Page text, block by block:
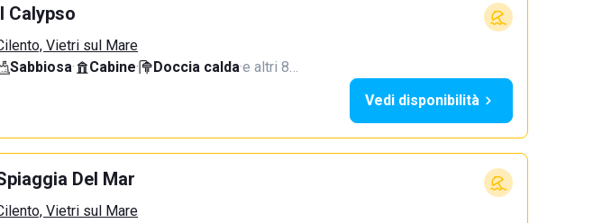
Calypso
Vietri sul Mare
Sabbiosa· Cabine· Doccia calda·e altri 8…
Vedi disponibilità
Del Mar
Vietri sul Mare